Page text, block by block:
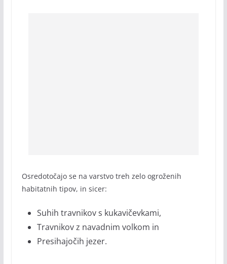
Osredotočajo se na varstvo treh zelo ogroženih
habitatnih tipov, in sicer:
Suhih travnikov s kukavičevkami,
Travnikov z navadnim volkom in
Presihajočih jezer.